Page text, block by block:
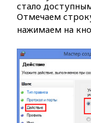
стало
Отмечаем
нажимаем на